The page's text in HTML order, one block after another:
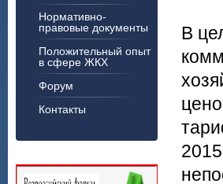
Нормативно-
правовые документы
Положительный опыт
в сфере ЖКХ
Форум
Контакты
В